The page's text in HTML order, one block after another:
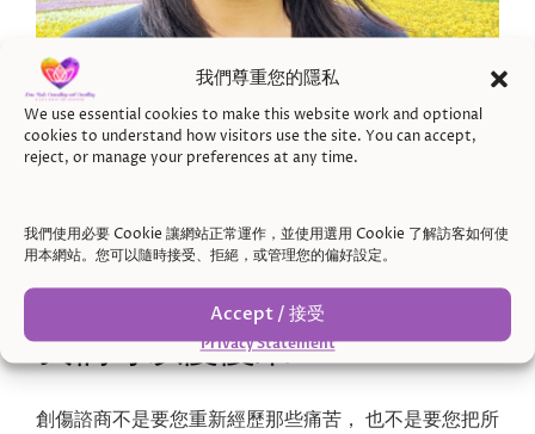
我們尊重您的隱私
We use essential cookies to make this website work and optional
cookies to understand how visitors use the site. You can accept,
reject, or manage your preferences at any time.
我們使用必要 Cookie 讓網站正常運作，並使用選用 Cookie 了解訪客如何使
用本網站。您可以隨時接受、拒絕，或管理您的偏好設定。
Accept / 接受
Privacy Statement
我的諮商方式
不需要急著說完所有事情，
我們可以慢慢來
創傷諮商不是要您重新經歷那些痛苦， 也不是要您把所